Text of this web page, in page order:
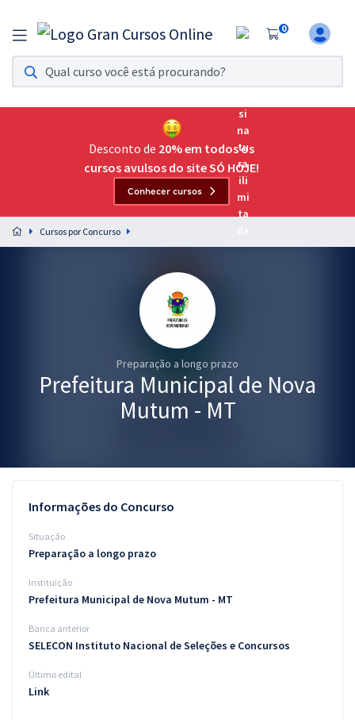
0
Assinatura Ilimitada 11
Acesso a todos os cursos. Teste grátis por 7 dias!
Assinatura OAB Até Passar
Acesso ilimitado a toda preparação para o Exame da
Preparação completa e intensiva para as principais
residências em saúde do Brasil
Conteúdo gratuito
Blog
Desconto de 20% em todos os
cursos avulsos do site SÓ HOJE!
Conhecer cursos
Cursos por Concurso
Preparação a longo prazo
Prefeitura Municipal de Nova
Mutum - MT
Informações do Concurso
Situação
Preparação a longo prazo
Instituição
Prefeitura Municipal de Nova Mutum - MT
Banca anterior
SELECON Instituto Nacional de Seleções e Concursos
Último edital
Link